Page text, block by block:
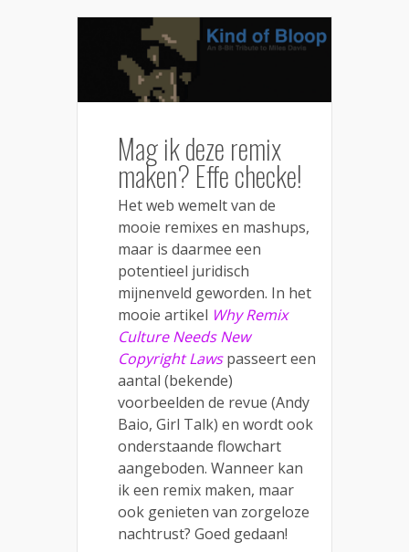
Mag ik deze remix
maken? Effe checke!
Het web wemelt van de
mooie remixes en mashups,
maar is daarmee een
potentieel juridisch
mijnenveld geworden. In het
mooie artikel Why Remix
Culture Needs New
Copyright Lawspasseert een
aantal (bekende)
voorbeelden de revue (Andy
Baio, Girl Talk) en wordt ook
onderstaande flowchart
aangeboden. Wanneer kan
ik een remix maken, maar
ook genieten van zorgeloze
nachtrust? Goed gedaan!